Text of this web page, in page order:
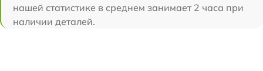
нашей статистике в среднем занимает 2 часа при
наличии деталей.